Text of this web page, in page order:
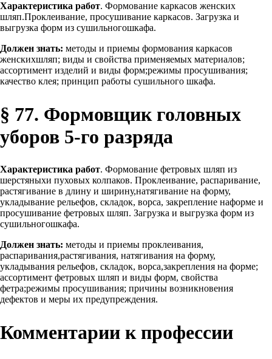
Характеристика работ. Формование каркасов женских
шляп.Проклеивание, просушивание каркасов. Загрузка и
выгрузка форм из сушильногошкафа.
Должен знать: методы и приемы формования каркасов
женскихшляп; виды и свойства применяемых материалов;
ассортимент изделий и виды форм;режимы просушивания;
качество клея; принцип работы сушильного шкафа.
§ 77. Формовщик головных
уборов 5-го разряда
Характеристика работ. Формование фетровых шляп из
шерстяныхи пуховых колпаков. Проклеивание, распаривание,
растягивание в длину и ширину,натягивание на форму,
укладывание рельефов, складок, ворса, закрепление наформе и
просушивание фетровых шляп. Загрузка и выгрузка форм из
сушильногошкафа.
Должен знать: методы и приемы проклеивания,
распаривания,растягивания, натягивания на форму,
укладывания рельефов, складок, ворса,закрепления на форме;
ассортимент фетровых шляп и виды форм, свойства
фетра;режимы просушивания; причины возникновения
дефектов и меры их предупреждения.
Комментарии к профессии